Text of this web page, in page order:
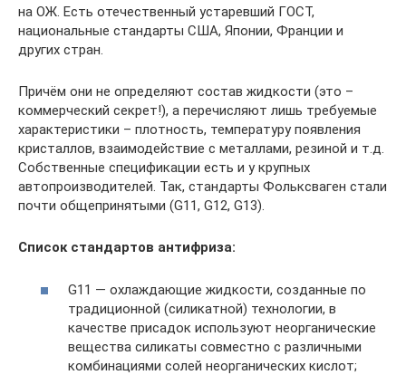
на ОЖ. Есть отечественный устаревший ГОСТ,
национальные стандарты США, Японии, Франции и
других стран.
Причём они не определяют состав жидкости (это –
коммерческий секрет!), а перечисляют лишь требуемые
характеристики – плотность, температуру появления
кристаллов, взаимодействие с металлами, резиной и т.д.
Собственные спецификации есть и у крупных
автопроизводителей. Так, стандарты Фольксваген стали
почти общепринятыми (G11, G12, G13).
Список стандартов антифриза:
G11 — охлаждающие жидкости, созданные по
традиционной (силикатной) технологии, в
качестве присадок используют неорганические
вещества силикаты совместно с различными
комбинациями солей неорганических кислот;